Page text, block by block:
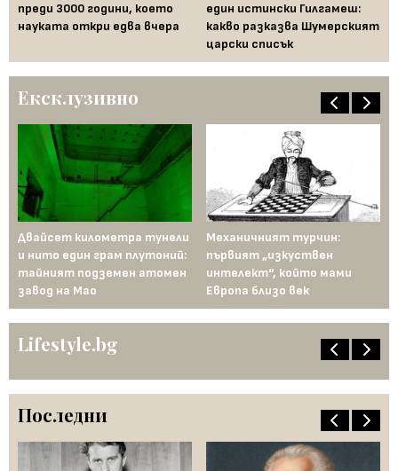
преди 3000 години, което
науката откри едва вчера
един истински Гилгамеш:
какво разказва Шумерският
царски списък
Ексклузивно
Двайсет километра тунели
и нито един грам плутоний:
тайният подземен атомен
завод на Мао
Механичният турчин:
първият „изкуствен
интелект“, който мами
Европа близо век
Lifestyle.bg
Последни